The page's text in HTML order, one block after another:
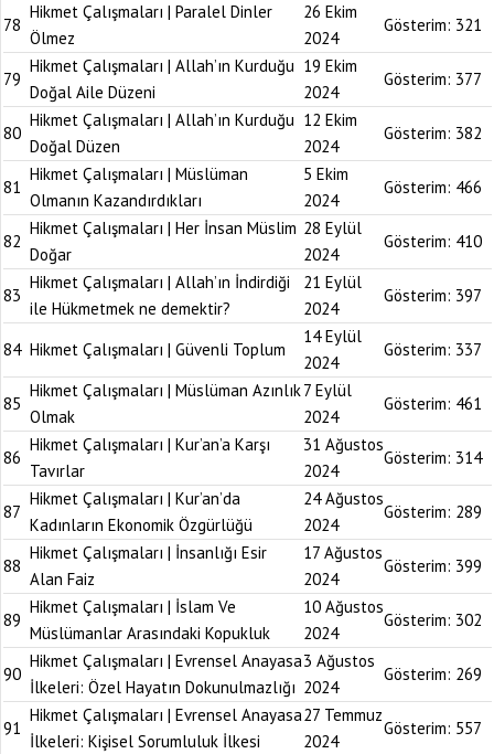
78
Hikmet Çalışmaları | Paralel Dinler
Ölmez
26 Ekim
2024
Gösterim: 321
79
Hikmet Çalışmaları | Allah’ın Kurduğu
Doğal Aile Düzeni
19 Ekim
2024
Gösterim: 377
80
Hikmet Çalışmaları | Allah’ın Kurduğu
Doğal Düzen
12 Ekim
2024
Gösterim: 382
81
Hikmet Çalışmaları | Müslüman
Olmanın Kazandırdıkları
5 Ekim
2024
Gösterim: 466
82
Hikmet Çalışmaları | Her İnsan Müslim
Doğar
28 Eylül
2024
Gösterim: 410
83
Hikmet Çalışmaları | Allah’ın İndirdiği
ile Hükmetmek ne demektir?
21 Eylül
2024
Gösterim: 397
84 Hikmet Çalışmaları | Güvenli Toplum
14 Eylül
2024
Gösterim: 337
85
Hikmet Çalışmaları | Müslüman Azınlık
Olmak
7 Eylül
2024
Gösterim: 461
86
Hikmet Çalışmaları | Kur’an’a Karşı
Tavırlar
31 Ağustos
2024
Gösterim: 314
87
Hikmet Çalışmaları | Kur’an’da
Kadınların Ekonomik Özgürlüğü
24 Ağustos
2024
Gösterim: 289
88
Hikmet Çalışmaları | İnsanlığı Esir
Alan Faiz
17 Ağustos
2024
Gösterim: 399
89
Hikmet Çalışmaları | İslam Ve
Müslümanlar Arasındaki Kopukluk
10 Ağustos
2024
Gösterim: 302
90
Hikmet Çalışmaları | Evrensel Anayasa
İlkeleri: Özel Hayatın Dokunulmazlığı
3 Ağustos
2024
Gösterim: 269
91
Hikmet Çalışmaları | Evrensel Anayasa
İlkeleri: Kişisel Sorumluluk İlkesi
27 Temmuz
2024
Gösterim: 557